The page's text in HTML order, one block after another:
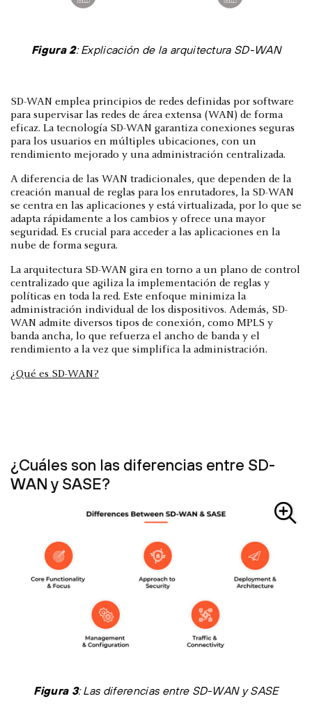
Figura 2: Explicación de la arquitectura SD-WAN
SD-WAN emplea principios de redes definidas por software
para supervisar las redes de área extensa (WAN) de forma
eficaz. La tecnología SD-WAN garantiza conexiones seguras
para los usuarios en múltiples ubicaciones, con un
rendimiento mejorado y una administración centralizada.
A diferencia de las WAN tradicionales, que dependen de la
creación manual de reglas para los enrutadores, la SD-WAN
se centra en las aplicaciones y está virtualizada, por lo que se
adapta rápidamente a los cambios y ofrece una mayor
seguridad. Es crucial para acceder a las aplicaciones en la
nube de forma segura.
La arquitectura SD-WAN gira en torno a un plano de control
centralizado que agiliza la implementación de reglas y
políticas en toda la red. Este enfoque minimiza la
administración individual de los dispositivos. Además, SD-
WAN admite diversos tipos de conexión, como MPLS y
banda ancha, lo que refuerza el ancho de banda y el
rendimiento a la vez que simplifica la administración.
¿Qué es SD-WAN?
¿Cuáles son las diferencias entre SD-
WAN y SASE?
Figura 3: Las diferencias entre SD-WAN y SASE